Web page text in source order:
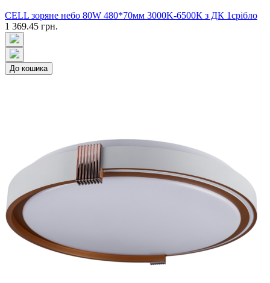
CELL зоряне небо 80W 480*70мм 3000K-6500К з ДК 1срібло
1 369.45 грн.
До кошика